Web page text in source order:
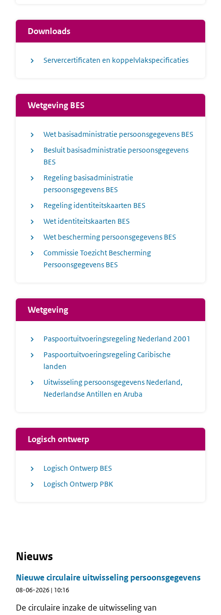
Downloads
Servercertificaten en koppelvlakspecificaties
Wetgeving BES
Wet basisadministratie persoonsgegevens BES
Besluit basisadministratie persoonsgegevens
BES
Regeling basisadministratie
persoonsgegevens BES
Regeling identiteitskaarten BES
Wet identiteitskaarten BES
Wet bescherming persoonsgegevens BES
Commissie Toezicht Bescherming
Persoonsgegevens BES
Wetgeving
Paspoortuitvoeringsregeling Nederland 2001
Paspoortuitvoeringsregeling Caribische
landen
Uitwisseling persoonsgegevens Nederland,
Nederlandse Antillen en Aruba
Logisch ontwerp
Logisch Ontwerp BES
Logisch Ontwerp PBK
Nieuws
Nieuwe circulaire uitwisseling persoonsgegevens
08-06-2026 | 10:16
De circulaire inzake de uitwisseling van